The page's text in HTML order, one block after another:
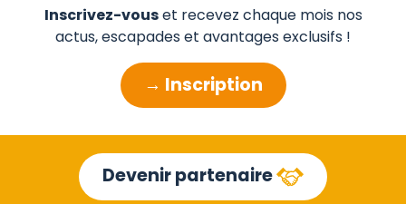
Inscrivez-vouset recevez chaque mois nos
actus, escapades et avantages exclusifs !
→ Inscription
Devenir partenaire